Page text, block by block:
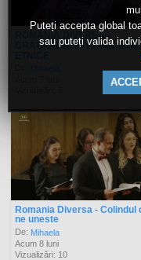
Puteți accepta global
sau puteți valida
ROMÂNIA DIVERSĂ -
CRĂCIUNUL ÎN
Romania Diversa - Colindul
ne uneste
De: Mihaela
Acum 8 luni
Vizualizări: 10